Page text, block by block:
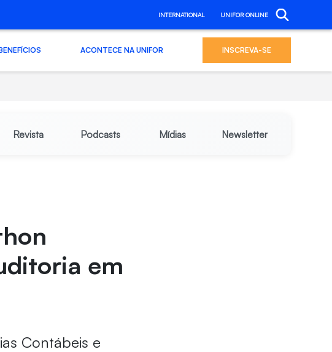
INTERNATIONAL UNIFOR ONLINE
ACONTECE NA UNIFOR INSCREVA-SE
Revista Podcasts Mídias Newsletter
em
Contábeis e